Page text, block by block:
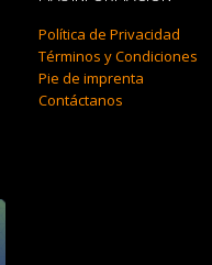
Política de Privacidad
Términos y Condiciones
Pie de imprenta
Contáctanos